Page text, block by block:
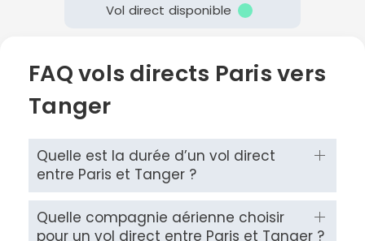
Vol direct disponible
FAQ vols directs Paris vers
Tanger
Quelle est la durée d’un vol direct
entre Paris et Tanger ?
Quelle compagnie aérienne choisir
pour un vol direct entre Paris et Tanger ?